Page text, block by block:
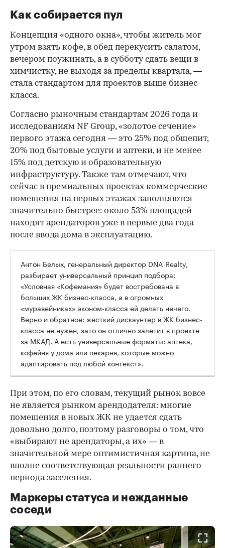
Как собирается пул
Концепция «одного окна», чтобы житель мог
утром взять кофе, в обед перекусить салатом,
вечером поужинать, а в субботу сдать вещи в
химчистку, не выходя за пределы квартала, —
стала стандартом для проектов выше бизнес-
класса.
Согласно рыночным стандартам 2026 года и
исследованиям NF Group, «золотое сечение»
первого этажа сегодня — это 25% под общепит,
20% под бытовые услуги и аптеки, и не менее
15% под детскую и образовательную
инфраструктуру. Также там отмечают, что
сейчас в премиальных проектах коммерческие
помещения на первых этажах заполняются
значительно быстрее: около 53% площадей
находят арендаторов уже в первые два года
после ввода дома в эксплуатацию.
Антон Белых, генеральный директор DNA Realty,
разбирает универсальный принцип подбора:
«Условная «Кофемания» будет востребована в
больших ЖК бизнес-класса, а в огромных
«муравейниках» эконом-класса ей делать нечего.
Верно и обратное: жесткий дискаунтер в ЖК бизнес-
класса не нужен, зато он отлично залетит в проекте
за МКАД. А есть универсальные форматы: аптека,
кофейня у дома или пекарня, которые можно
адаптировать под любой контекст».
При этом, по его словам, текущий рынок вовсе
не является рынком арендодателя: многие
помещения в новых ЖК не удается сдать
довольно долго, поэтому разговоры о том, что
«выбирают не арендаторы, а их» — в
значительной мере оптимистичная картина, не
вполне соответствующая реальности раннего
периода заселения.
Маркеры статуса и нежданные
соседи